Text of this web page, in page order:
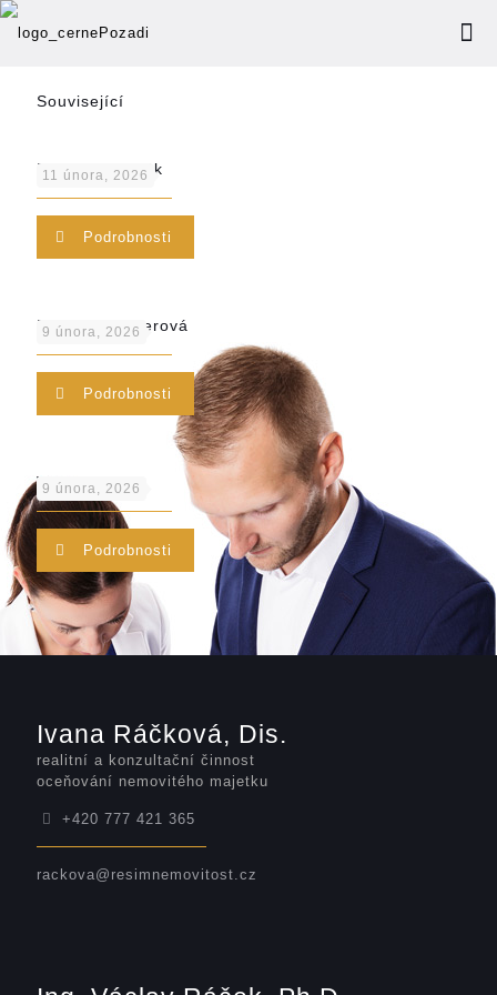
Související
11 února, 2026
Dominik Dvořák
Podrobnosti
9 února, 2026
Brigita Wiesnerová
Podrobnosti
9 února, 2026
Vojtěch Párys
Podrobnosti
Ivana Ráčková, Dis.
realitní a konzultační činnost
oceňování nemovitého majetku
+420 777 421 365
rackova@resimnemovitost.cz